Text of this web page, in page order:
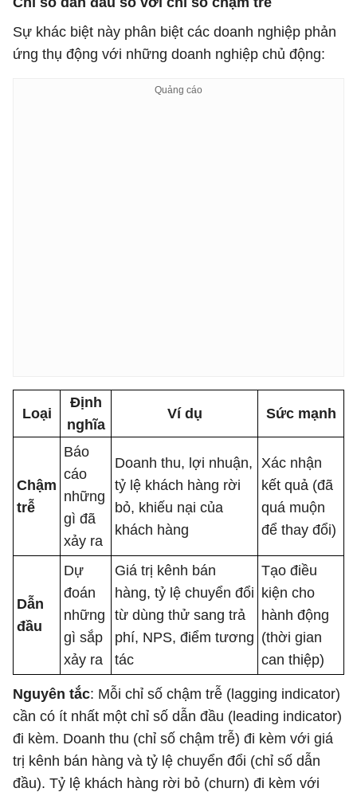
Sự khác biệt này phân biệt các doanh nghiệp phản
ứng thụ động với những doanh nghiệp chủ động:
Loại
Định
nghĩa
Ví dụ Sức mạnh
Chậm
trễ
Báo
cáo
những
gì đã
xảy ra
Doanh thu, lợi nhuận,
tỷ lệ khách hàng rời
bỏ, khiếu nại của
khách hàng
Xác nhận
kết quả (đã
quá muộn
để thay đổi)
Dẫn
đầu
Dự
đoán
những
gì sắp
xảy ra
Giá trị kênh bán
hàng, tỷ lệ chuyển đổi
từ dùng thử sang trả
phí, NPS, điểm tương
tác
Tạo điều
kiện cho
hành động
(thời gian
can thiệp)
Nguyên tắc: Mỗi chỉ số chậm trễ (lagging indicator)
cần có ít nhất một chỉ số dẫn đầu (leading indicator)
đi kèm. Doanh thu (chỉ số chậm trễ) đi kèm với giá
trị kênh bán hàng và tỷ lệ chuyển đổi (chỉ số dẫn
đầu). Tỷ lệ khách hàng rời bỏ (churn) đi kèm với